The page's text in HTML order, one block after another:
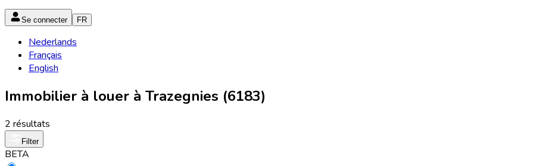
Se connecter FR
Nederlands
Français
English
Immobilier à louer à Trazegnies (6183)
2 résultats
Filter
BETA